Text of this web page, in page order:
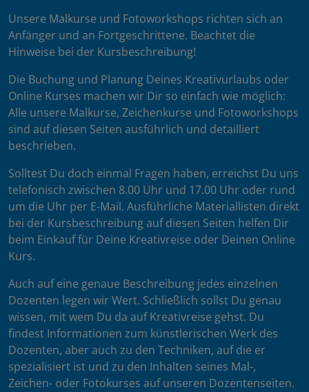
Unsere Malkurse und Fotoworkshops richten sich an
Anfänger und an Fortgeschrittene. Beachtet die
Hinweise bei der Kursbeschreibung!
Die Buchung und Planung Deines Kreativurlaubs oder
Online Kurses machen wir Dir so einfach wie möglich:
Alle unsere Malkurse, Zeichenkurse und Fotoworkshops
sind auf diesen Seiten ausführlich und detailliert
beschrieben.
Solltest Du doch einmal Fragen haben, erreichst Du uns
telefonisch zwischen 8.00 Uhr und 17.00 Uhr oder rund
um die Uhr per E-Mail. Ausführliche Materiallisten direkt
bei der Kursbeschreibung auf diesen Seiten helfen Dir
beim Einkauf für Deine Kreativreise oder Deinen Online
Kurs.
Auch auf eine genaue Beschreibung jedes einzelnen
Dozenten legen wir Wert. Schließlich sollst Du genau
wissen, mit wem Du da auf Kreativreise gehst. Du
findest Informationen zum künstlerischen Werk des
Dozenten, aber auch zu den Techniken, auf die er
spezialisiert ist und zu den Inhalten seines Mal-,
Zeichen- oder Fotokurses auf unseren Dozentenseiten.